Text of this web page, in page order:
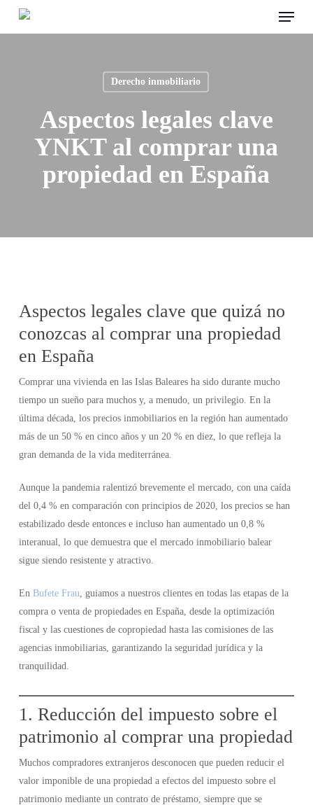
Menu
Derecho inmobiliario
Aspectos legales clave
YNKT al comprar una
propiedad en España
Aspectos legales clave que quizá no
conozcas al comprar una propiedad
en España
Comprar una vivienda en las Islas Baleares ha sido durante mucho
tiempo un sueño para muchos y, a menudo, un privilegio. En la
última década, los precios inmobiliarios en la región han aumentado
más de un 50 % en cinco años y un 20 % en diez, lo que refleja la
gran demanda de la vida mediterránea.
Aunque la pandemia ralentizó brevemente el mercado, con una caída
del 0,4 % en comparación con principios de 2020, los precios se han
estabilizado desde entonces e incluso han aumentado un 0,8 %
interanual, lo que demuestra que el mercado inmobiliario balear
sigue siendo resistente y atractivo.
En Bufete Frau, guiamos a nuestros clientes en todas las etapas de la
compra o venta de propiedades en España, desde la optimización
fiscal y las cuestiones de copropiedad hasta las comisiones de las
agencias inmobiliarias, garantizando la seguridad jurídica y la
tranquilidad.
1. Reducción del impuesto sobre el
patrimonio al comprar una propiedad
Muchos compradores extranjeros desconocen que pueden reducir el
valor imponible de una propiedad a efectos del impuesto sobre el
patrimonio mediante un contrato de préstamo, siempre que se